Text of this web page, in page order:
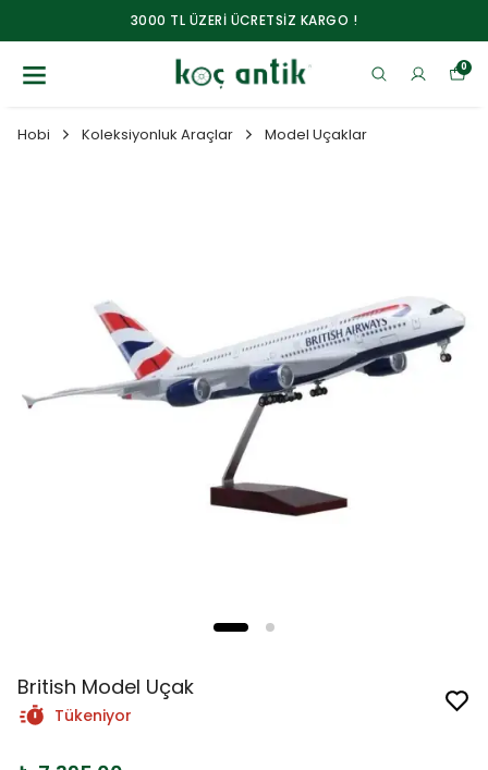
3000 TL ÜZERİ ÜCRETSİZ KARGO !
0
Hobi Koleksiyonluk Araçlar Model Uçaklar
British Model Uçak
Tükeniyor